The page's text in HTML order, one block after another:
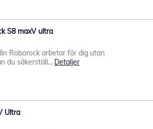
S8 maxV ultra
Roborock arbetar för dig utan
du säkerställ... Detaljer
Ultra